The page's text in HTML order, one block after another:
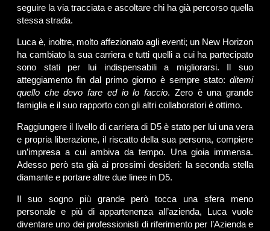
seguire la via tracciata e ascoltare chi ha già percorso quella
stessa strada.
Luca è, inoltre, molto affezionato agli eventi; un New Horizon
ha cambiato la sua carriera e tutti quelli a cui ha partecipato
sono stati per lui indispensabili a migliorarsi. Il suo
atteggiamento fin dal primo giorno è sempre stato: ditemi
quello che devo fare ed io lo faccio. Zero è una grande
famiglia e il suo rapporto con gli altri collaboratori è ottimo.
Raggiungere il livello di carriera di D5 è stato per lui una vera
e propria liberazione, il riscatto della sua persona, compiere
un’impresa a cui ambiva da tempo. Una gioia immensa.
Adesso però sta già ai prossimi desideri: la seconda stella
diamante e portare altre due linee in D5.
Il suo sogno più grande però tocca una sfera meno
personale e più di appartenenza all’azienda, Luca vuole
diventare uno dei professionisti di riferimento per l’Azienda e